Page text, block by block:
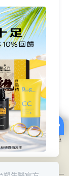
維他命膜衣錠
詳情，及若您不希
請參閱本網站「
隱私
本公司得按本網站使
回饋10%